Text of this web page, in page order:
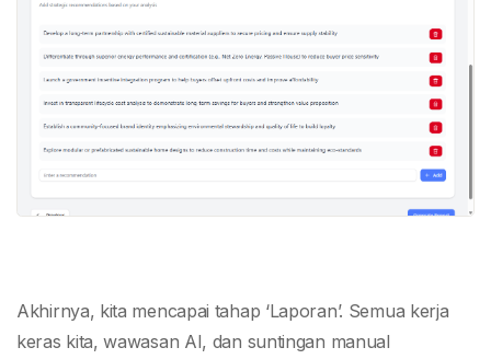
Akhirnya, kita mencapai tahap ‘Laporan’. Semua kerja
keras kita, wawasan AI, dan suntingan manual